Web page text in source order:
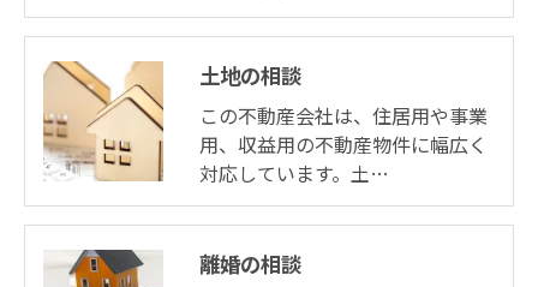
土地の相談
この不動産会社は、住居用や事業
用、収益用の不動産物件に幅広く
対応しています。土…
離婚の相談